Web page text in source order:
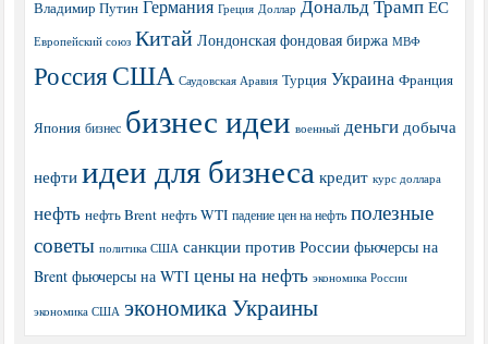
Владимир Путин Германия Греция Доллар Дональд Трамп ЕС
Европейский союз Китай Лондонская фондовая биржа МВФ
РоссияСША Саудовская Аравия Турция Украина Франция
Япония бизнес бизнес идеи военный деньги добыча
нефти идеи для бизнеса кредит курс доллара
нефть нефть Brent нефть WTI падение цен на нефть полезные
советы политика США санкции против России фьючерсы на
Brent фьючерсы на WTI цены на нефть экономика России
экономика США экономика Украины